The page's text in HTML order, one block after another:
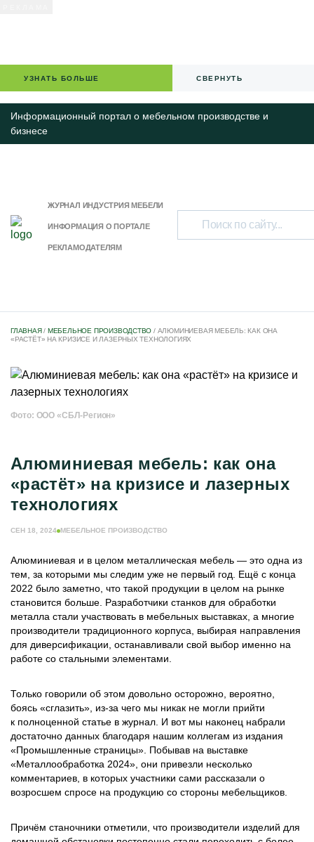
УЗНАТЬ БОЛЬШЕ СВЕРНУТЬ
Информационный портал о мебельном производстве и
бизнесе
ЖУРНАЛ ИНДУСТРИЯ МЕБЕЛИ
ИНФОРМАЦИЯ О ПОРТАЛЕ
РЕКЛАМОДАТЕЛЯМ
ГЛАВНАЯ/ МЕБЕЛЬНОЕ ПРОИЗВОДСТВО / АЛЮМИНИЕВАЯ МЕБЕЛЬ: КАК ОНА
«РАСТЁТ» НА КРИЗИСЕ И ЛАЗЕРНЫХ ТЕХНОЛОГИЯХ
Фото: ООО «СБЛ-Регион»
Алюминиевая мебель: как она
«растёт» на кризисе и лазерных
технологиях
СЕН 18, 2024 МЕБЕЛЬНОЕ ПРОИЗВОДСТВО
Алюминиевая и в целом металлическая мебель — это одна из
тем, за которыми мы следим уже не первый год. Ещё с конца
2022 было заметно, что такой продукции в целом на рынке
становится больше. Разработчики станков для обработки
металла стали участвовать в мебельных выставках, а многие
производители традиционного корпуса, выбирая направления
для диверсификации, останавливали свой выбор именно на
работе со стальными элементами.
Только говорили об этом довольно осторожно, вероятно,
боясь «сглазить», из-за чего мы никак не могли прийти
к полноценной статье в журнал. И вот мы наконец набрали
достаточно данных благодаря нашим коллегам из издания
«Промышленные страницы». Побывав на выставке
«Металлообработка 2024», они привезли несколько
комментариев, в которых участники сами рассказали о
возросшем спросе на продукцию со стороны мебельщиков.
Причём станочники отметили, что производители изделий для